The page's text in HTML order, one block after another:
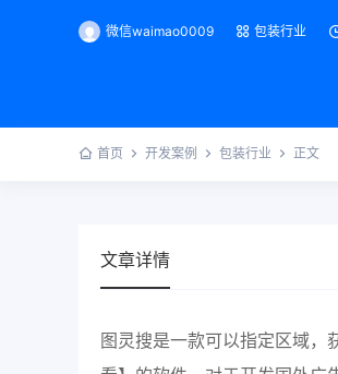
微信waimao0009 包装行业
首页 开发案例 包装行业 正文
文章详情
图灵搜是一款可以指定区域，